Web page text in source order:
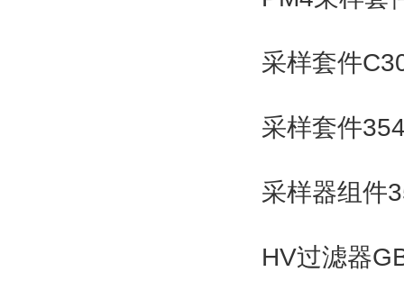
采样套件
采样套件
采样器组件
HV过滤器